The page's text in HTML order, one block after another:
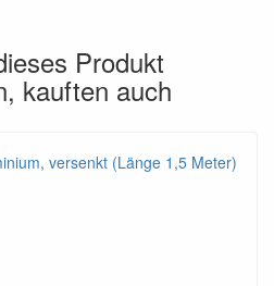
Produkt
kauften auch